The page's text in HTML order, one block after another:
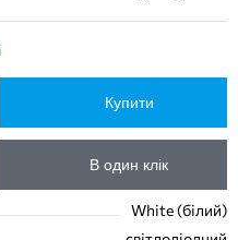
Купити
В один клік
White (білий)